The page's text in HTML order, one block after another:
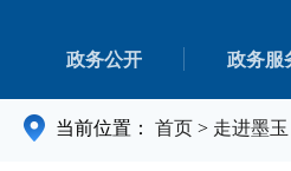
政务公开 政务服
当前位置： 首页 > 走进墨玉